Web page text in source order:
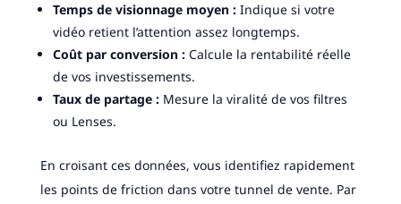
Temps de visionnage moyen :Indique si votre
vidéo retient l’attention assez longtemps.
Coût par conversion :Calcule la rentabilité réelle
de vos investissements.
Taux de partage :Mesure la viralité de vos filtres
ou Lenses.
En croisant ces données, vous identifiez rapidement
les points de friction dans votre tunnel de vente. Par